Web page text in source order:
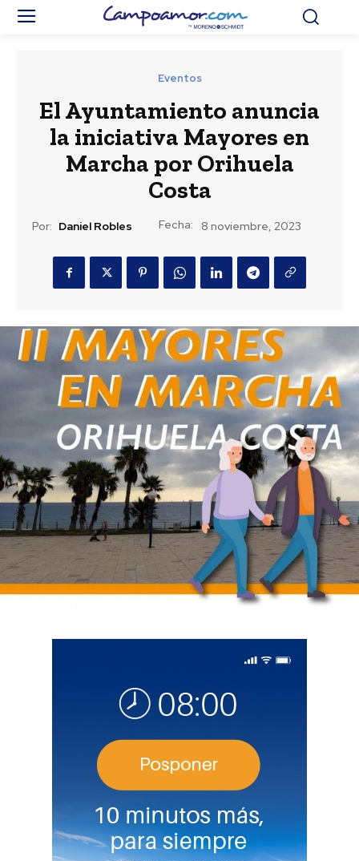
Eventos
El Ayuntamiento anuncia
la iniciativa Mayores en
Marcha por Orihuela
Costa
Por: Daniel Robles Fecha: 8 noviembre, 2023